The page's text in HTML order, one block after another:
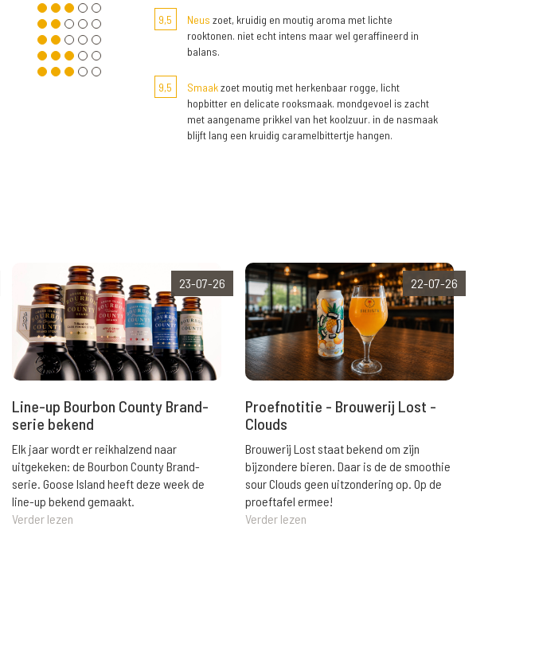
9,5 Neus zoet, kruidig en moutig aroma met lichte
rooktonen. niet echt intens maar wel geraffineerd in
balans.
9,5 Smaakzoet moutig met herkenbaar rogge, licht
hopbitter en delicate rooksmaak. mondgevoel is zacht
met aangename prikkel van het koolzuur. in de nasmaak
blijft lang een kruidig caramelbittertje hangen.
23-07-26
Line-up Bourbon County Brand-
serie bekend
Elk jaar wordt er reikhalzend naar
uitgekeken: de Bourbon County Brand-
serie. Goose Island heeft deze week de
line-up bekend gemaakt.
Verder lezen
22-07-26
Proefnotitie - Brouwerij Lost -
Clouds
Brouwerij Lost staat bekend om zijn
bijzondere bieren. Daar is de de smoothie
sour Clouds geen uitzondering op. Op de
proeftafel ermee!
Verder lezen